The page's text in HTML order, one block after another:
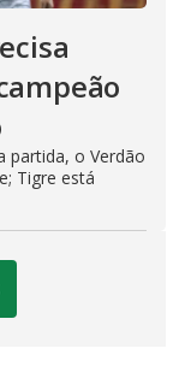
partida, o Verdão
Tigre está